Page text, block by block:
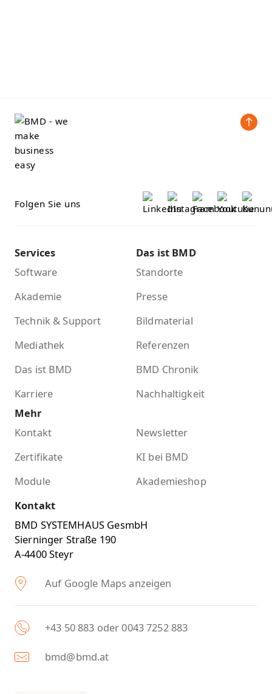
Folgen Sie uns
Services
Software
Akademie
Technik & Support
Mediathek
Das ist BMD
Karriere
Das ist BMD
Standorte
Presse
Bildmaterial
Referenzen
BMD Chronik
Nachhaltigkeit
Mehr
Kontakt
Newsletter
Zertifikate
KI bei BMD
Module
Akademieshop
Kontakt
BMD SYSTEMHAUS GesmbH
Sierninger Straße 190
A-4400 Steyr
Auf Google Maps anzeigen
+43 50 883 oder 0043 7252 883
bmd@bmd.at